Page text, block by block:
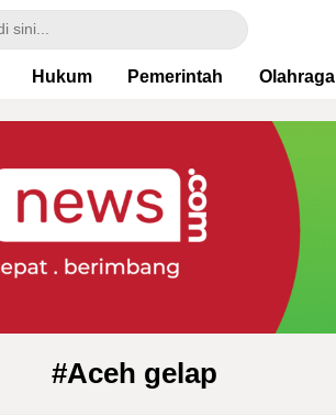
Hukum Pemerintah Olahraga
#Aceh gelap